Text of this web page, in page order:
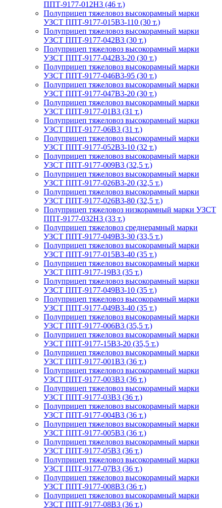
ППТ-9177-012Н3 (46 т.)
Полуприцеп тяжеловоз высокорамный марки
УЗСТ ППТ-9177-015В3-110 (30 т.)
Полуприцеп тяжеловоз высокорамный марки
УЗСТ ППТ-9177-042В3 (30 т.)
Полуприцеп тяжеловоз высокорамный марки
УЗСТ ППТ-9177-042В3-20 (30 т.)
Полуприцеп тяжеловоз высокорамный марки
УЗСТ ППТ-9177-046В3-95 (30 т.)
Полуприцеп тяжеловоз высокорамный марки
УЗСТ ППТ-9177-047В3-20 (30 т.)
Полуприцеп тяжеловоз высокорамный марки
УЗСТ ППТ-9177-01В3 (31 т.)
Полуприцеп тяжеловоз высокорамный марки
УЗСТ ППТ-9177-06В3 (31 т.)
Полуприцеп тяжеловоз высокорамный марки
УЗСТ ППТ-9177-052В3-10 (32 т.)
Полуприцеп тяжеловоз высокорамный марки
УЗСТ ППТ-9177-009В3 (32,5 т.)
Полуприцеп тяжеловоз высокорамный марки
УЗСТ ППТ-9177-026В3-20 (32,5 т.)
Полуприцеп тяжеловоз высокорамный марки
УЗСТ ППТ-9177-026В3-80 (32,5 т.)
Полуприцеп тяжеловоз низкорамный марки УЗСТ
ППТ-9177-032Н3 (33 т.)
Полуприцеп тяжеловоз среднерамный марки
УЗСТ ППТ-9177-049В3-30 (33,5 т.)
Полуприцеп тяжеловоз высокорамный марки
УЗСТ ППТ-9177-015В3-40 (35 т.)
Полуприцеп тяжеловоз высокорамный марки
УЗСТ ППТ-9177-19В3 (35 т.)
Полуприцеп тяжеловоз высокорамный марки
УЗСТ ППТ-9177-049В3-10 (35 т.)
Полуприцеп тяжеловоз высокорамный марки
УЗСТ ППТ-9177-049В3-40 (35 т.)
Полуприцеп тяжеловоз высокорамный марки
УЗСТ ППТ-9177-006В3 (35,5 т.)
Полуприцеп тяжеловоз высокорамный марки
УЗСТ ППТ-9177-15В3-20 (35,5 т.)
Полуприцеп тяжеловоз высокорамный марки
УЗСТ ППТ-9177-001В3 (36 т.)
Полуприцеп тяжеловоз высокорамный марки
УЗСТ ППТ-9177-003В3 (36 т.)
Полуприцеп тяжеловоз высокорамный марки
УЗСТ ППТ-9177-03В3 (36 т.)
Полуприцеп тяжеловоз высокорамный марки
УЗСТ ППТ-9177-004В3 (36 т.)
Полуприцеп тяжеловоз высокорамный марки
УЗСТ ППТ-9177-005В3 (36 т.)
Полуприцеп тяжеловоз высокорамный марки
УЗСТ ППТ-9177-05В3 (36 т.)
Полуприцеп тяжеловоз высокорамный марки
УЗСТ ППТ-9177-07В3 (36 т.)
Полуприцеп тяжеловоз высокорамный марки
УЗСТ ППТ-9177-008В3 (36 т.)
Полуприцеп тяжеловоз высокорамный марки
УЗСТ ППТ-9177-08В3 (36 т.)